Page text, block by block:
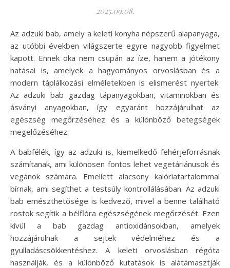
2025.09.08.
Az adzuki bab, amely a keleti konyha népszerű alapanyaga,
az utóbbi években világszerte egyre nagyobb figyelmet
kapott. Ennek oka nem csupán az íze, hanem a jótékony
hatásai is, amelyek a hagyományos orvoslásban és a
modern táplálkozási elméletekben is elismerést nyertek.
Az adzuki bab gazdag tápanyagokban, vitaminokban és
ásványi anyagokban, így egyaránt hozzájárulhat az
egészség megőrzéséhez és a különböző betegségek
megelőzéséhez.
A babfélék, így az adzuki is, kiemelkedő fehérjeforrásnak
számítanak, ami különösen fontos lehet vegetáriánusok és
vegánok számára. Emellett alacsony kalóriatartalommal
bírnak, ami segíthet a testsúly kontrollálásában. Az adzuki
bab emészthetősége is kedvező, mivel a benne található
rostok segítik a bélflóra egészségének megőrzését. Ezen
kívül a bab gazdag antioxidánsokban, amelyek
hozzájárulnak a sejtek védelméhez és a
gyulladáscsökkentéshez. A keleti orvoslásban régóta
használják, és a különböző kutatások is alátámasztják